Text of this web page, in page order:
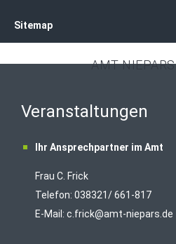
AMT NIEPARS
Sitemap
Veranstaltungen
Ihr Ansprechpartner im Amt
Frau C. Frick
Telefon: 038321/ 661-817
E-Mail: c.frick@amt-niepars.de